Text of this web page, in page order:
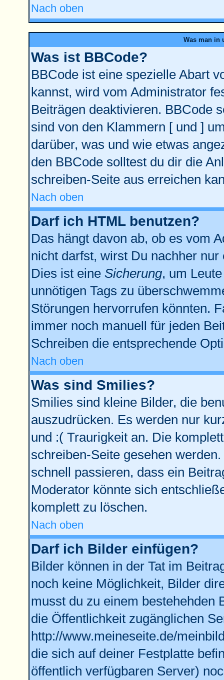
Nach oben
Was man in
Was ist BBCode?
BBCode ist eine spezielle Abart
kannst, wird vom Administrator
Beiträgen deaktivieren. BBCode
sind von den Klammern [ und ]
darüber, was und wie etwas
den BBCode solltest du dir die
schreiben-Seite aus erreichen
Nach oben
Darf ich HTML benutzen?
Das hängt davon ab, ob es vom
nicht darfst, wirst Du nachher
Dies ist eine Sicherung, um
unnötigen Tags zu
Störungen hervorrufen könnten.
immer noch manuell für jeden
Schreiben die entsprechende
Nach oben
Was sind Smilies?
Smilies sind kleine Bilder, die
auszudrücken. Es werden nur
und :( Traurigkeit an. Die
schreiben-Seite gesehen
schnell passieren, dass ein
Moderator könnte sich
komplett zu löschen.
Nach oben
Darf ich Bilder einfügen?
Bilder können in der Tat im
noch keine Möglichkeit, Bilder
musst du zu einem bestehehden
die Öffentlichkeit zugänglichen
http://www.meineseite.de/
die sich auf deiner Festplatte
öffentlich verfügbaren Server)